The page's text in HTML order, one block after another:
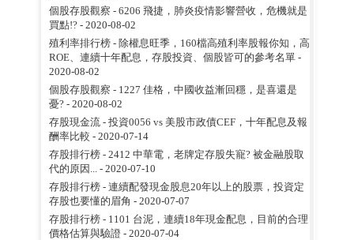
個股存股觀察 - 6206 飛捷，肺炎疫情影響營收，危機就是
買點!? - 2020-08-02
殖利率排行榜 - 除權息旺季，160檔高殖利率股報你知，高
ROE、連續十年配息，存股投資、個股皆可的參考名單-
2020-08-02
個股存股觀察 - 1227 佳格，中國收益漸回穩，是喜還是
憂?- 2020-08-02
存股現金流 - 投資0056 vs 美股市政債CEF，十年配息及報
酬率比較 - 2020-07-14
存股排行榜 - 2412 中華電，老牌定存股失寵? 被金融股取
代的原因...
- 2020-07-10
存股排行榜 - 連續配發現金股息20年以上的股票，投資定
存股也要懂的眉角 - 2020-07-07
存股排行榜 - 1101 台泥，連續18年現金配息，目前的合理
價格估算與驗證- 2020-07-04